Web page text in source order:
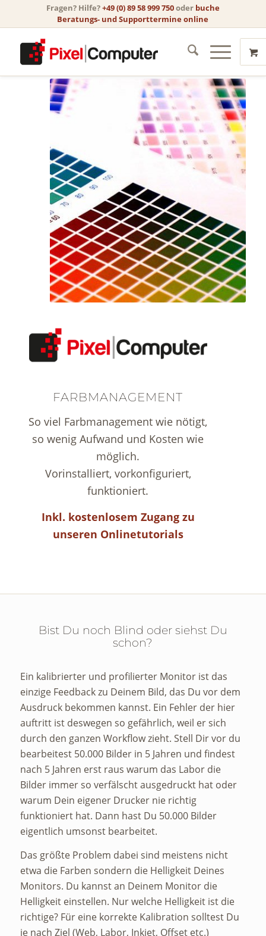
Fragen? Hilfe?+49 (0) 89 58 999 750oder buche
Beratungs- und Supporttermine online
FARBMANAGEMENT
So viel Farbmanagement wie nötigt,
so wenig Aufwand und Kosten wie
möglich.
Vorinstalliert, vorkonfiguriert,
funktioniert.
Inkl. kostenlosem Zugang zu
unseren Onlinetutorials
Bist Du noch Blind oder siehst Du
schon?
Ein kalibrierter und profilierter Monitor ist das
einzige Feedback zu Deinem Bild, das Du vor dem
Ausdruck bekommen kannst. Ein Fehler der hier
auftritt ist deswegen so gefährlich, weil er sich
durch den ganzen Workflow zieht. Stell Dir vor du
bearbeitest 50.000 Bilder in 5 Jahren und findest
nach 5 Jahren erst raus warum das Labor die
Bilder immer so verfälscht ausgedruckt hat oder
warum Dein eigener Drucker nie richtig
funktioniert hat. Dann hast Du 50.000 Bilder
eigentlich umsonst bearbeitet.
Das größte Problem dabei sind meistens nicht
etwa die Farben sondern die Helligkeit Deines
Monitors. Du kannst an Deinem Monitor die
Helligkeit einstellen. Nur welche Helligkeit ist die
richtige? Für eine korrekte Kalibration solltest Du
je nach Ziel (Web, Labor, Inkjet, Offset etc.)